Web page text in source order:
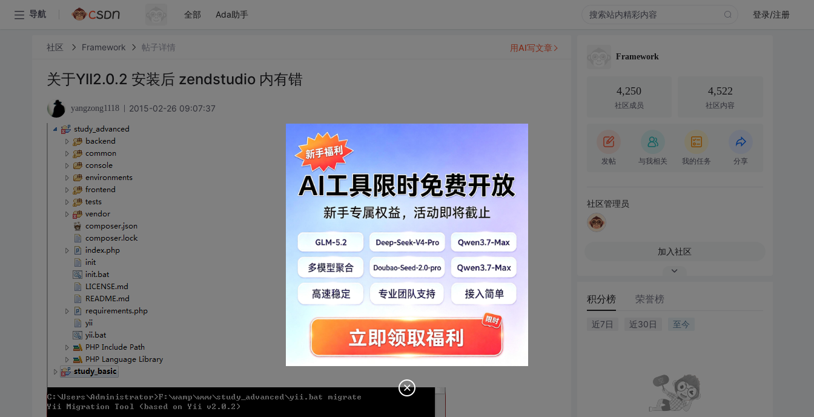
导航 全部 Ada助手 登录/注册
社区 Framework 帖子详情
关于YII2.0.2 安装后 zendstudio 内有错
yangzong1118 2015-02-26 09:07:37
用AI写文章
Framework
4,250
社区成员
4,522
社区内容
发帖 与我相关 我的任务 分享
社区管理员
加入社区
积分榜 荣誉榜
近7日 近30日 至今